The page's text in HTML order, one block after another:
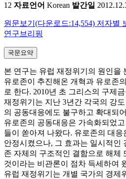
12 자료언어 Korean 발간일
원문보기(다운로드:14,554) 저자별
연구브리핑
국문요약
본 연구는 유럽 재정위기의 원인을
유로존이 추진해온 개혁과 유로존
로 한다. 2010년 초 그리스의 구제
재정위기는 지난 3년간 각국의 강
의 공동대응에도 불구하고 확대되
유로존의 공동대응은 가속화되었
들이 쏟아져 나왔다. 유로존의 대
안정시켰으나, 그 효과는 일시적인
존 자체의 구조적인 결함으로 해체
것이라는 비관론이 점차 득세하여
유럽 재정위기는 개별 국가의 경제